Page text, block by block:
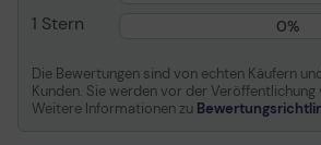
1 Stern 0%
Die Bewertungen sind von echten Käufern
Kunden. Sie werden vor der Veröffentlichung
Weitere Informationen zu